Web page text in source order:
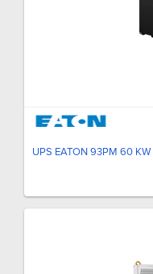
UPS EATON 93PM 60 KW